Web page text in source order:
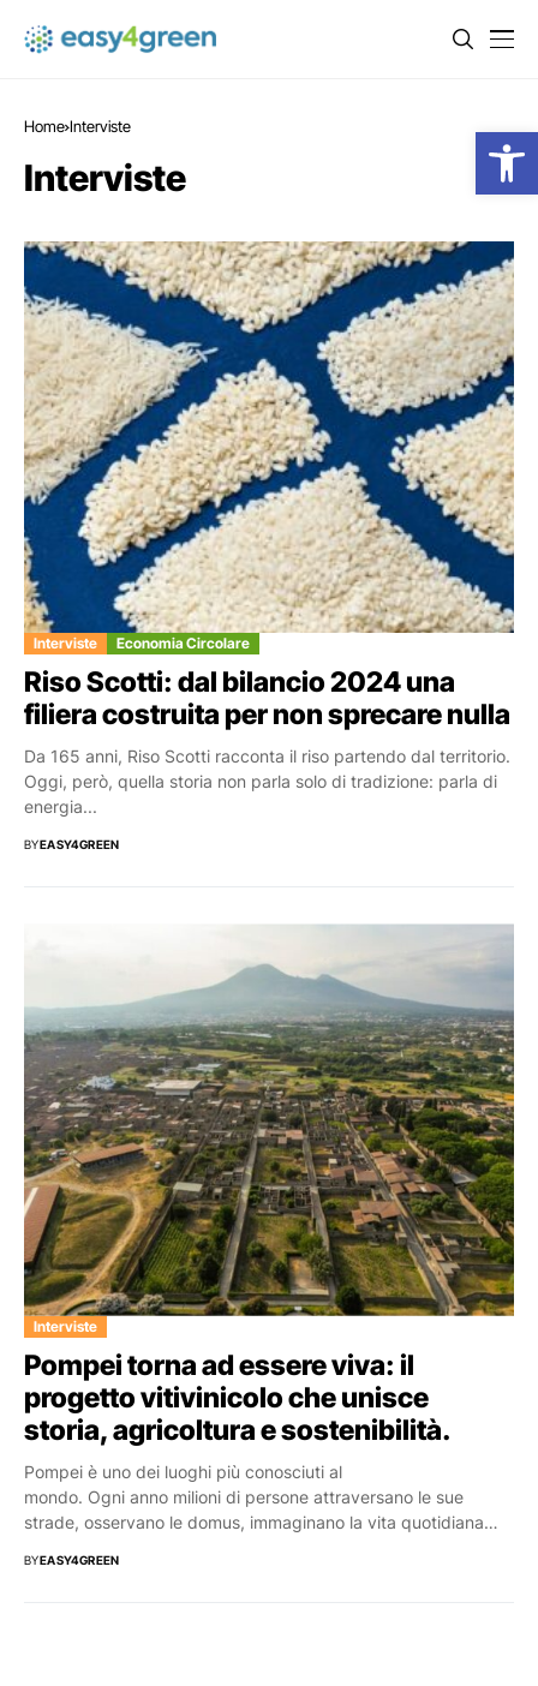
Home Interviste
Interviste
Interviste Economia Circolare
Riso Scotti: dal bilancio 2024 una
filiera costruita per non sprecare nulla
Da 165 anni, Riso Scotti racconta il riso partendo dal territorio.
Oggi, però, quella storia non parla solo di tradizione: parla di
energia...
BYEASY4GREEN
Interviste
Pompei torna ad essere viva: il
progetto vitivinicolo che unisce
storia, agricoltura e sostenibilità.
Pompei è uno dei luoghi più conosciuti al
mondo. Ogni anno milioni di persone attraversano le sue
strade, osservano le domus, immaginano la vita quotidiana
BYEASY4GREEN